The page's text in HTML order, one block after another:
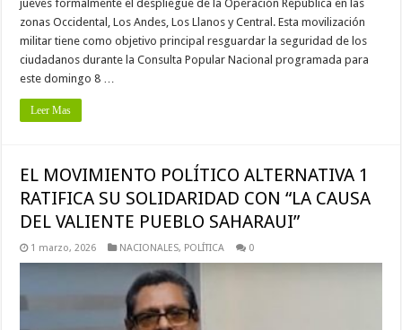
jueves formalmente el despliegue de la Operación República en las
zonas Occidental, Los Andes, Los Llanos y Central. Esta movilización
militar tiene como objetivo principal resguardar la seguridad de los
ciudadanos durante la Consulta Popular Nacional programada para
este domingo 8 …
Leer Mas
EL MOVIMIENTO POLÍTICO ALTERNATIVA 1
RATIFICA SU SOLIDARIDAD CON “LA CAUSA
DEL VALIENTE PUEBLO SAHARAUI”
1 marzo, 2026 NACIONALES, POLÍTICA 0